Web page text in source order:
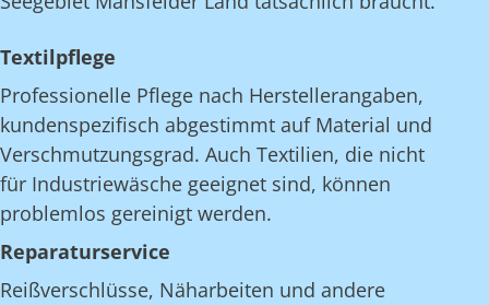
Textilpflege
Professionelle Pflege nach Herstellerangaben,
kundenspezifisch abgestimmt auf Material und
Verschmutzungsgrad. Auch Textilien, die nicht
für Industriewäsche geeignet sind, können
problemlos gereinigt werden.
Reparaturservice
Reißverschlüsse, Näharbeiten und andere